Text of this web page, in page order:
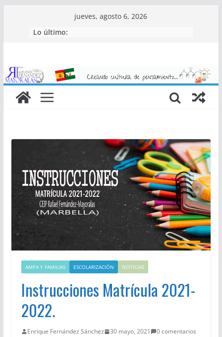
jueves, agosto 6, 2026
Lo último:
AMPA Y FAMILIAS ESCOLARIZACIÓN NOTICIAS
Instrucciones Matrícula 2021-
2022.
Enrique Fernández Sánchez 30 mayo, 2021
0 comentarios